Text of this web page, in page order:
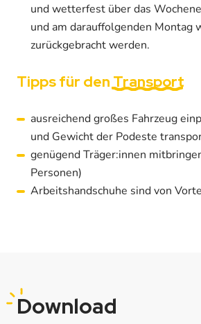
und wetterfest über das
und am darauffolgenden Montag
zurückgebracht werden.
Tipps für den Transport
ausreichend großes Fahrzeug
und Gewicht der Podeste
genügend Träger:innen
Personen)
Arbeitshandschuhe sind von
Download